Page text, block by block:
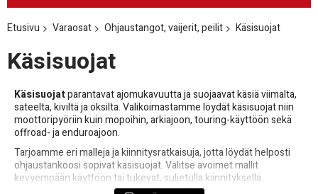
Etusivu Varaosat Ohjaustangot, vaijerit, peilit Käsisuojat
Käsisuojat
Käsisuojatparantavat ajomukavuutta ja suojaavat käsiä viimalta,
sateelta, kiviltä ja oksilta. Valikoimastamme löydät käsisuojat niin
moottoripyöriin kuin mopoihin, arkiajoon, touring-käyttöön sekä
offroad- ja enduroajoon.
Tarjoamme eri malleja ja kiinnitysratkaisuja, jotta löydät helposti
ohjaustankoosi sopivat käsisuojat. Valitse avoimet mallit
kevyempään käyttöön tai tukevat, suljetulla kiinnityksellä
varustetut käsisuojat vaativampiin olosuhteisiin.